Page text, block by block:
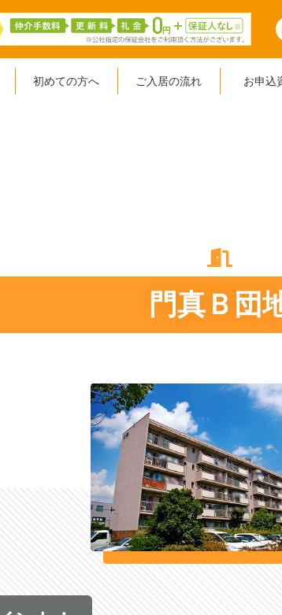
初めての方へ ご入居の流れ お申込
門真Ｂ団